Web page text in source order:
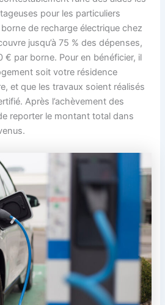
pour les particuliers
de recharge électrique chez
jusqu’à 75 % des dépenses,
€ par borne. Pour en bénéficier, il
soit votre résidence
et que les travaux soient réalisés
Après l’achèvement des
reporter le montant total dans